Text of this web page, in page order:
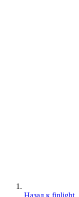
Назад к finlight